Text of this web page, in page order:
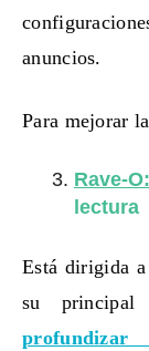
anuncios.
Para mejorar
Rave-O:
lectura
Está dirigida a
su